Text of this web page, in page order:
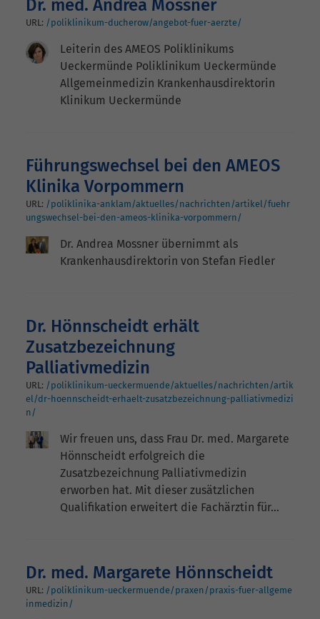
Dr. med. Andrea Mossner
URL: /poliklinikum-ducherow/angebot-fuer-aerzte/
Leiterin des AMEOS Poliklinikums
Ueckermünde Poliklinikum Ueckermünde
Allgemeinmedizin Krankenhausdirektorin
Klinikum Ueckermünde
Führungswechsel bei den AMEOS
Klinika Vorpommern
URL: /poliklinika-anklam/aktuelles/nachrichten/artikel/fuehr
ungswechsel-bei-den-ameos-klinika-vorpommern/
Dr. Andrea Mossner übernimmt als
Krankenhausdirektorin von Stefan Fiedler
Dr. Hönnscheidt erhält
Zusatzbezeichnung
Palliativmedizin
URL: /poliklinikum-ueckermuende/aktuelles/nachrichten/artik
el/dr-hoennscheidt-erhaelt-zusatzbezeichnung-palliativmedizi
n/
Wir freuen uns, dass Frau Dr. med. Margarete
Hönnscheidt erfolgreich die
Zusatzbezeichnung Palliativmedizin
erworben hat. Mit dieser zusätzlichen
Qualifikation erweitert die Fachärztin für…
Dr. med. Margarete Hönnscheidt
URL: /poliklinikum-ueckermuende/praxen/praxis-fuer-allgeme
inmedizin/